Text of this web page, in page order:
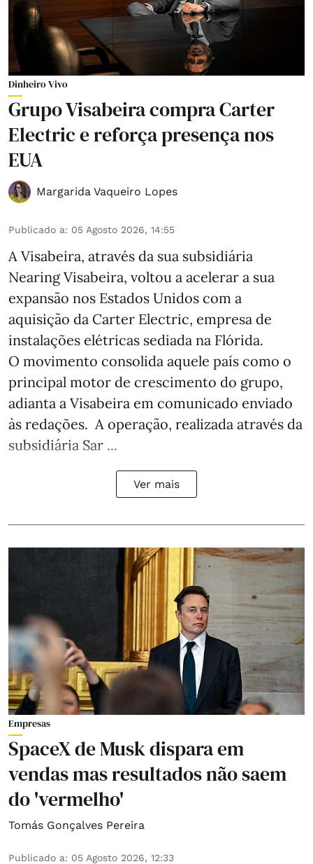
Dinheiro Vivo
Grupo Visabeira compra Carter
Electric e reforça presença nos
EUA
Margarida Vaqueiro Lopes
Publicado a: 05 Agosto 2026, 14:55
A Visabeira, através da sua subsidiária
Nearing Visabeira, voltou a acelerar a sua
expansão nos Estados Unidos com a
aquisição da Carter Electric, empresa de
instalações elétricas sediada na Flórida.
O movimento consolida aquele país como o
principal motor de crescimento do grupo,
adianta a Visabeira em comunicado enviado
às redações. A operação, realizada através da
subsidiária Sar ...
Ver mais
Empresas
SpaceX de Musk dispara em
vendas mas resultados não saem
do 'vermelho'
Tomás Gonçalves Pereira
Publicado a: 05 Agosto 2026, 12:33